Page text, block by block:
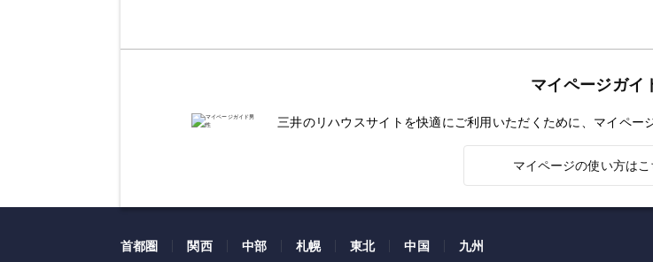
マイページガイ
三井のリハウスサイトを快適にご利用いただくために、マイペー
マイページの使い方はこ
首都圏 関西 中部 札幌 東北 中国 九州